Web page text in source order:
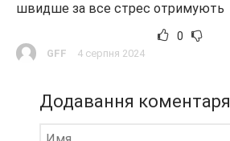
швидше за все стрес отримують
0
GFF 4 серпня 2024
Додавання коментаря